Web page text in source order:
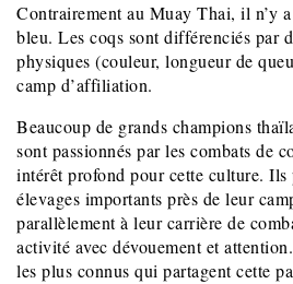
Contrairement au Muay Thai, il n’y
bleu. Les coqs sont différenciés par
physiques (couleur, longueur de
camp d’affiliation.
Beaucoup de grands champions
sont passionnés par les combats de
intérêt profond pour cette culture. Ils
élevages importants près de leur
parallèlement à leur carrière de
activité avec dévouement et
les plus connus qui partagent cette